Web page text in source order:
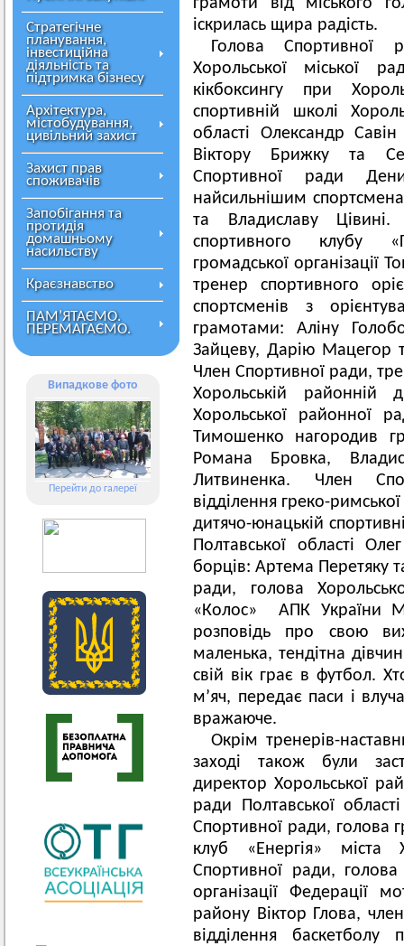
Стратегічне
планування,
інвестиційна
діяльність та
підтримка бізнесу
Архітектура,
містобудування,
цивільний захист
Захист прав
споживачів
Запобігання та
протидія
домашньому
насильству
Краєзнавство
ПАМ’ЯТАЄМО.
ПЕРЕМАГАЄМО.
Випадкове фото
Перейти до галереї
грамоти від міського
іскрилась щира радість.
Голова Спортивної
Хорольської міської
кікбоксингу при
спортивній школі
області Олександр
Віктору Брижку та
Спортивної ради
найсильнішим
та Владиславу
спортивного клубу
громадської організації
тренер спортивного
спортсменів з
грамотами: Аліну
Зайцеву, Дарію Мацегор
Член Спортивної ради,
Хорольській районній
Хорольської районної
Тимошенко нагородив
Романа Бровка,
Литвиненка. Член
відділення греко-
дитячо-юнацькій
Полтавської області
борців: Артема Перетяку
ради, голова
«Колос» АПК України
розповідь про свою
маленька, тендітна
свій вік грає в футбол.
м’яч, передає паси і
вражаюче.
Окрім тренерів-
заході також були
директор Хорольської
ради Полтавської
Спортивної ради, голова
клуб «Енергія» міста
Спортивної ради, голова
організації Федерації
району Віктор Глова,
відділення